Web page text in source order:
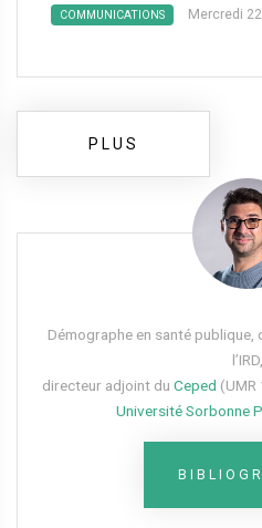
COMMUNICATIONS Mercredi
PLUS
Démographe en santé publique,
l’IRD,
directeur adjoint du Ceped (UMR
Université Sorbonne